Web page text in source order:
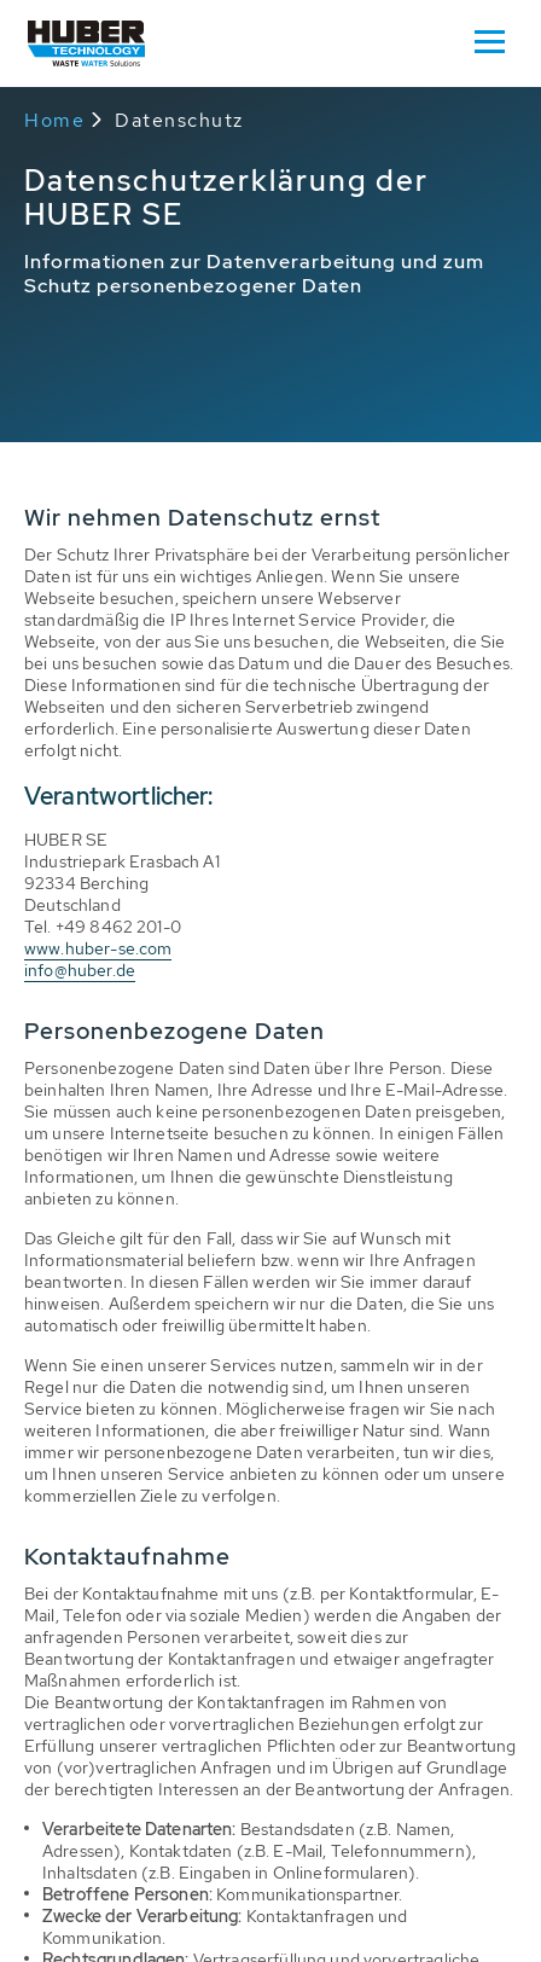
Home Datenschutz
Datenschutzerklärung der
HUBER SE
Informationen zur Datenverarbeitung und zum
Schutz personenbezogener Daten
Wir nehmen Datenschutz ernst
Der Schutz Ihrer Privatsphäre bei der Verarbeitung persönlicher
Daten ist für uns ein wichtiges Anliegen. Wenn Sie unsere
Webseite besuchen, speichern unsere Webserver
standardmäßig die IP Ihres Internet Service Provider, die
Webseite, von der aus Sie uns besuchen, die Webseiten, die Sie
bei uns besuchen sowie das Datum und die Dauer des Besuches.
Diese Informationen sind für die technische Übertragung der
Webseiten und den sicheren Serverbetrieb zwingend
erforderlich. Eine personalisierte Auswertung dieser Daten
erfolgt nicht.
Verantwortlicher:
HUBER SE
Industriepark Erasbach A1
92334 Berching
Deutschland
Tel. +49 8462 201-0
www.huber-se.com
info@huber.de
Personenbezogene Daten
Personenbezogene Daten sind Daten über Ihre Person. Diese
beinhalten Ihren Namen, Ihre Adresse und Ihre E-Mail-Adresse.
Sie müssen auch keine personenbezogenen Daten preisgeben,
um unsere Internetseite besuchen zu können. In einigen Fällen
benötigen wir Ihren Namen und Adresse sowie weitere
Informationen, um Ihnen die gewünschte Dienstleistung
anbieten zu können.
Das Gleiche gilt für den Fall, dass wir Sie auf Wunsch mit
Informationsmaterial beliefern bzw. wenn wir Ihre Anfragen
beantworten. In diesen Fällen werden wir Sie immer darauf
hinweisen. Außerdem speichern wir nur die Daten, die Sie uns
automatisch oder freiwillig übermittelt haben.
Wenn Sie einen unserer Services nutzen, sammeln wir in der
Regel nur die Daten die notwendig sind, um Ihnen unseren
Service bieten zu können. Möglicherweise fragen wir Sie nach
weiteren Informationen, die aber freiwilliger Natur sind. Wann
immer wir personenbezogene Daten verarbeiten, tun wir dies,
um Ihnen unseren Service anbieten zu können oder um unsere
kommerziellen Ziele zu verfolgen.
Kontaktaufnahme
Bei der Kontaktaufnahme mit uns (z.B. per Kontaktformular, E-
Mail, Telefon oder via soziale Medien) werden die Angaben der
anfragenden Personen verarbeitet, soweit dies zur
Beantwortung der Kontaktanfragen und etwaiger angefragter
Maßnahmen erforderlich ist.
Die Beantwortung der Kontaktanfragen im Rahmen von
vertraglichen oder vorvertraglichen Beziehungen erfolgt zur
Erfüllung unserer vertraglichen Pflichten oder zur Beantwortung
von (vor)vertraglichen Anfragen und im Übrigen auf Grundlage
der berechtigten Interessen an der Beantwortung der Anfragen.
Verarbeitete Datenarten: Bestandsdaten (z.B. Namen,
Adressen), Kontaktdaten (z.B. E-Mail, Telefonnummern),
Inhaltsdaten (z.B. Eingaben in Onlineformularen).
Betroffene Personen: Kommunikationspartner.
Zwecke der Verarbeitung: Kontaktanfragen und
Kommunikation.